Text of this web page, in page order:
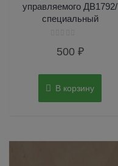
управляемого ДВ1792/
специальный
500 ₽
В корзину